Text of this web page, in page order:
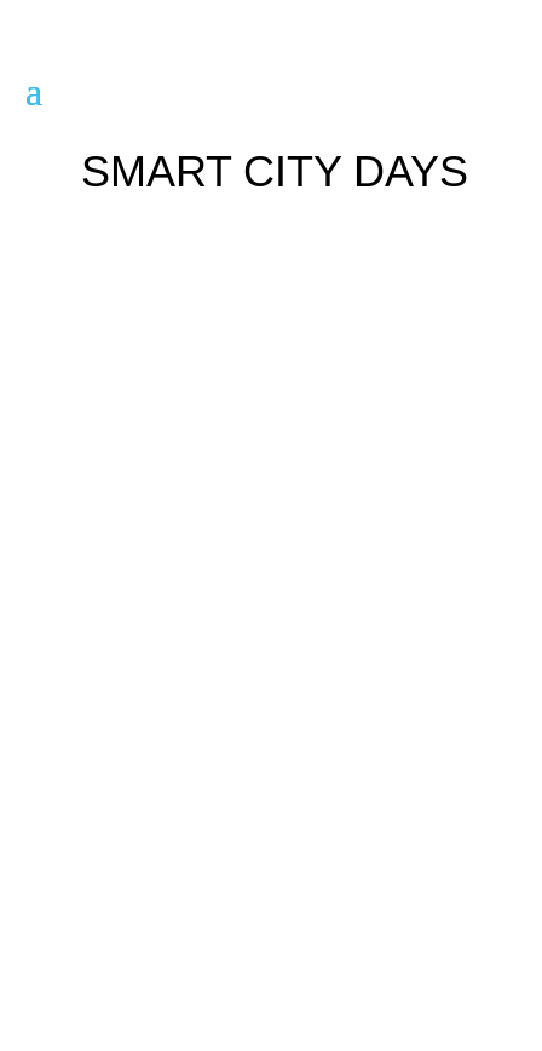
SMART CITY DAYS